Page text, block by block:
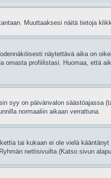
Muuttaaksesi näitä tietoja
näytettävä aika on
omasta profiilistasi. Huomaa, että
syy on päivänvalon
normaaliin aikaan verrattuna.
tai kukaan ei ole vielä
nettisivuilta (Katso sivun